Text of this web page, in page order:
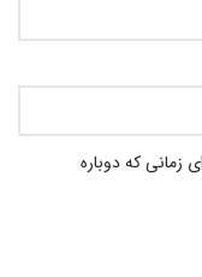
زمانی که دوباره